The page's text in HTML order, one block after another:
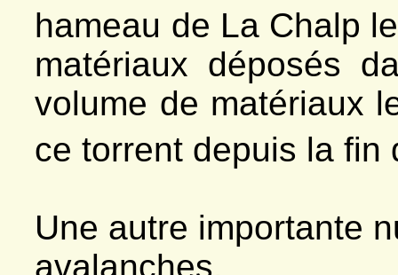
hameau de La Chalp
matériaux déposés
volume de matériaux
ce torrent depuis la fin
Une autre importante
avalanches.